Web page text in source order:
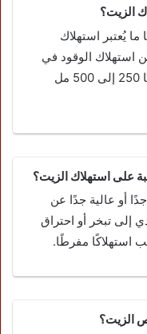
الزيت؟
يُعتبر استهلاك
إذا لم يتجاوز 0.05% من استهلاك الوقود في
السيارات الحديثة، أي ما يعادل تقريبًا 250 إلى 500 مل
على استهلاك الزيت؟
أو عالية جدًا عن
إلى تبخر أو احتراق
استهلاكًا مفرطًا.
الزيت؟